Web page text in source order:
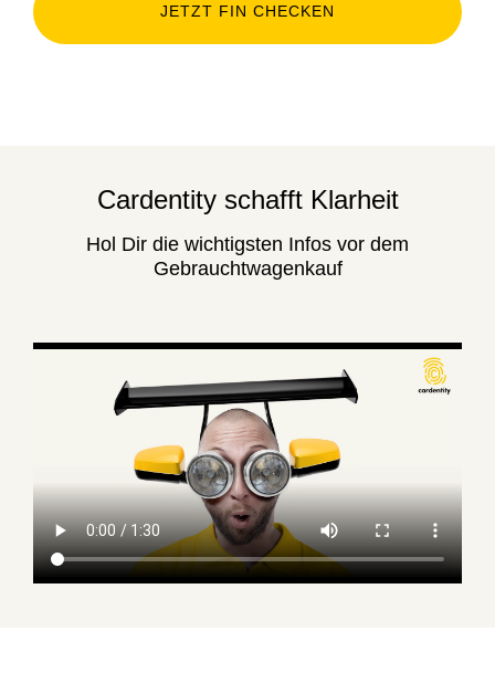
JETZT FIN CHECKEN
Cardentity schafft Klarheit
Hol Dir die wichtigsten Infos vor dem
Gebrauchtwagenkauf